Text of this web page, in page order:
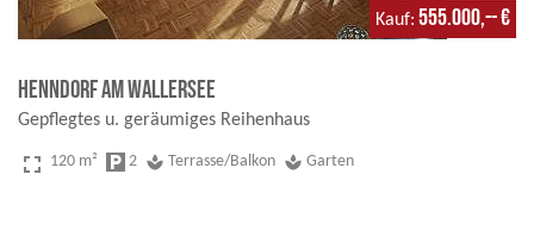
Kauf 555.000,-- €
Henndorf am Wallersee
Gepflegtes u. geräumiges Reihenhaus
fullscreen 120 m² local_parking 2 spa Terrasse/Balkon spa Garten